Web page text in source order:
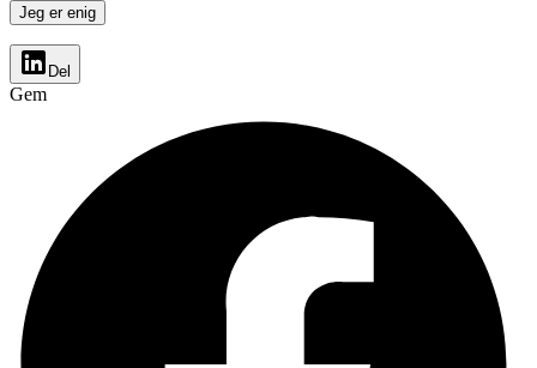
Jeg er enig
Del
Gem